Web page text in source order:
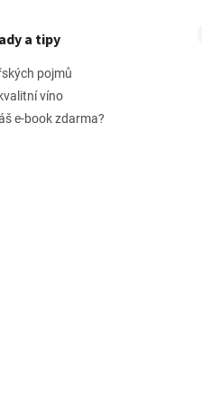
a tipy
pojmů
víno
e-book zdarma?